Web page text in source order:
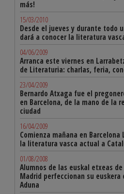
más!
15/03/2010
Desde el jueves y durante todo
dará a conocer la literatura
04/06/2009
Arranca este viernes en
de Literaturia: charlas, feria,
23/04/2009
Bernardo Atxaga fue el
en Barcelona, de la mano de la
ciudad
16/04/2009
Comienza mañana en
la literatura vasca actual a
01/08/2008
Alumnos de las euskal etxeas
Madrid perfeccionan su
Aduna